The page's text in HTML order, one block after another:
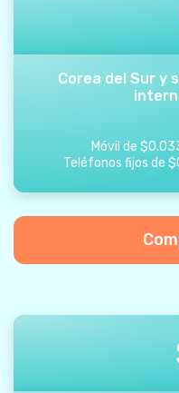
Corea del Sur y
Móvil de $
Teléfonos fijos de $